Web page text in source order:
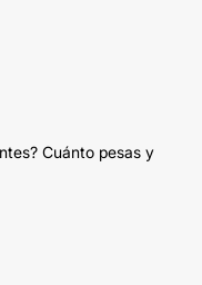
Cuánto pesas y